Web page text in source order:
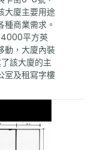
大廈主要用途
商業需求。
平方英
動，大廈內裝
該大廈的主
室及租寫字樓